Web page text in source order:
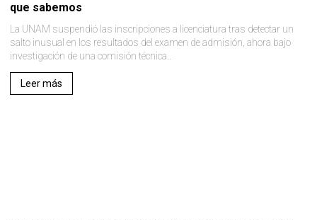
que sabemos
La UNAM suspendió las inscripciones a licenciatura tras detectar un
salto inusual en los resultados del examen de admisión, ahora bajo
investigación de una comisión técnica..
Leer más